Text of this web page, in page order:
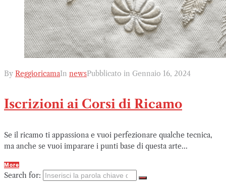
By ReggioricamaIn newsPubblicato in Gennaio 16, 2024
Iscrizioni ai Corsi di Ricamo
Se il ricamo ti appassiona e vuoi perfezionare qualche tecnica,
ma anche se vuoi imparare i punti base di questa arte...
More
Search for: